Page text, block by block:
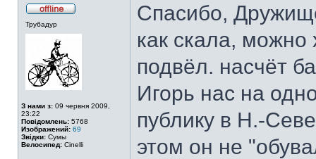
Трубадур
З нами з: 09 червня 2009,
23:22
Повідомлень: 5768
Изображений: 69
Звідки: Сумы
Велосипед: Cinelli
Спасибо,
как скала, можно
подвёл. насчёт
Игорь нас на
публику в Н.-
этом он не